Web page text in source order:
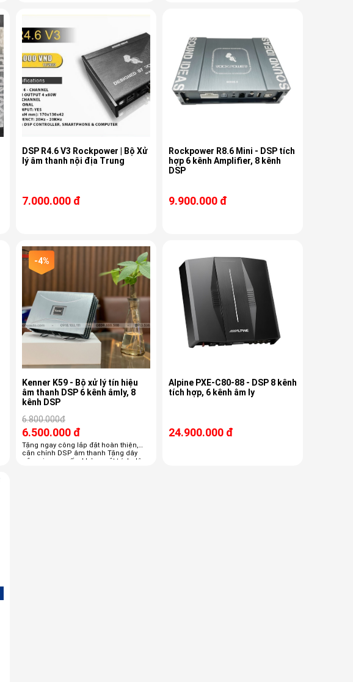
DSP R4.6 V3 Rockpower | Bộ Xử
lý âm thanh nội địa Trung
7.000.000 đ
Rockpower R8.6 Mini - DSP tích
hợp 6 kênh Amplifier, 8 kênh
DSP
9.900.000 đ
-4%
Kenner K59 - Bộ xử lý tín hiệu
âm thanh DSP 6 kênh âmly, 8
kênh DSP
6.800.000đ
6.500.000 đ
Tặng ngay công lắp đặt hoàn thiện,
căn chỉnh DSP âm thanh Tặng dây
cắm zin cao cấp, không cắt trích dây
Alpine PXE-C80-88 - DSP 8 kênh
tích hợp, 6 kênh âm ly
24.900.000 đ